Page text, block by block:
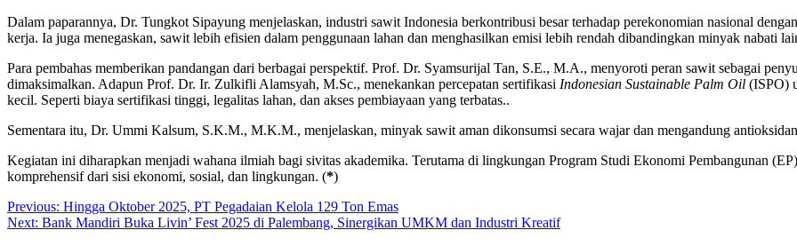
Dalam paparannya, Dr. Tungkot Sipayung menjelaskan, industri sawit Indonesia berkontribusi besar terhadap perekonomian nasional
kerja. Ia juga menegaskan, sawit lebih efisien dalam penggunaan lahan dan menghasilkan emisi lebih rendah dibandingkan minyak nabati
Para pembahas memberikan pandangan dari berbagai perspektif. Prof. Dr. Syamsurijal Tan, S.E., M.A., menyoroti peran sawit sebagai
dimaksimalkan. Adapun Prof. Dr. Ir. Zulkifli Alamsyah, M.Sc., menekankan percepatan sertifikasi Indonesian Sustainable Palm Oil (ISPO)
kecil. Seperti biaya sertifikasi tinggi, legalitas lahan, dan akses pembiayaan yang terbatas..
Sementara itu, Dr. Ummi Kalsum, S.K.M., M.K.M., menjelaskan, minyak sawit aman dikonsumsi secara wajar dan mengandung
Kegiatan ini diharapkan menjadi wahana ilmiah bagi sivitas akademika. Terutama di lingkungan Program Studi Ekonomi Pembangunan
komprehensif dari sisi ekonomi, sosial, dan lingkungan. (*)
Post
navigation
Previous: Hingga Oktober 2025, PT Pegadaian Kelola 129 Ton Emas
Next: Bank Mandiri Buka Livin’ Fest 2025 di Palembang, Sinergikan UMKM dan Industri Kreatif